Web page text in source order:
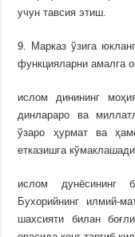
учун тавсия этиш.
9. Марказ ўзига
функцияларни амалга
ислом динининг
динлараро ва
ўзаро ҳурмат ва
етказишга
ислом
Бухорийнинг илмий-
шахсияти билан